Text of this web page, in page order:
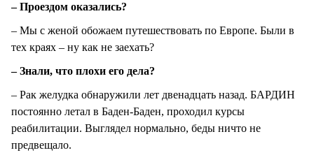
– Проездом оказались?
– Мы с женой обожаем путешествовать по Европе. Были в
тех краях – ну как не заехать?
– Знали, что плохи его дела?
– Рак желудка обнаружили лет двенадцать назад. БАРДИН
постоянно летал в Баден-Баден, проходил курсы
реабилитации. Выглядел нормально, беды ничто не
предвещало.